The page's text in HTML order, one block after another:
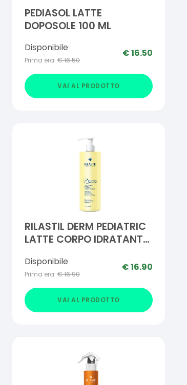
PEDIASOL LATTE
DOPOSOLE 100 ML
Disponibile
Prima era: €16.50
€16.50
VAI AL PRODOTTO
RILASTIL DERM PEDIATRIC
LATTE CORPO IDRATANTE
Disponibile
Prima era: €16.90
€16.90
VAI AL PRODOTTO